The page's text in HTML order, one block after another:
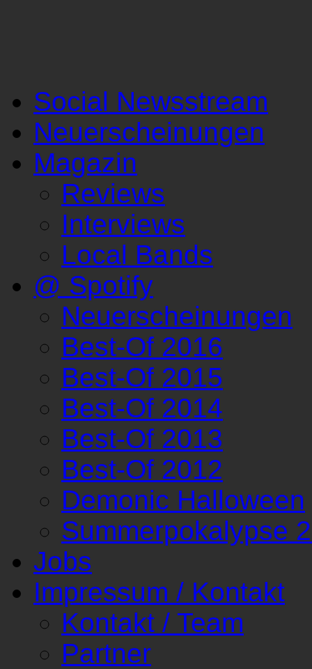
Social Newsstream
Neuerscheinungen
Magazin
Reviews
Interviews
Local Bands
@ Spotify
Neuerscheinungen
Best-Of 2016
Best-Of 2015
Best-Of 2014
Best-Of 2013
Best-Of 2012
Demonic Halloween
Summerpokalypse
Jobs
Impressum / Kontakt
Kontakt / Team
Partner